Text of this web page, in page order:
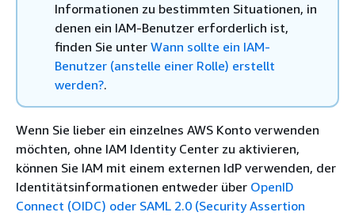
Informationen zu bestimmten Situationen, in
denen ein IAM-Benutzer erforderlich ist,
finden Sie unter Wann sollte ein IAM-
Benutzer (anstelle einer Rolle) erstellt
werden?.
Wenn Sie lieber ein einzelnes AWS Konto verwenden
möchten, ohne IAM Identity Center zu aktivieren,
können Sie IAM mit einem externen IdP verwenden, der
Identitätsinformationen entweder über OpenID
Connect (OIDC) oder SAML 2.0 (Security Assertion